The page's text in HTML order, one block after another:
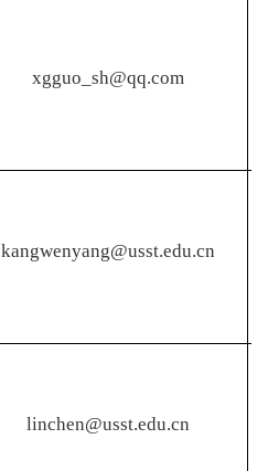
xgguo_sh@qq.com
kangwenyang@usst.edu.cn
linchen@usst.edu.cn